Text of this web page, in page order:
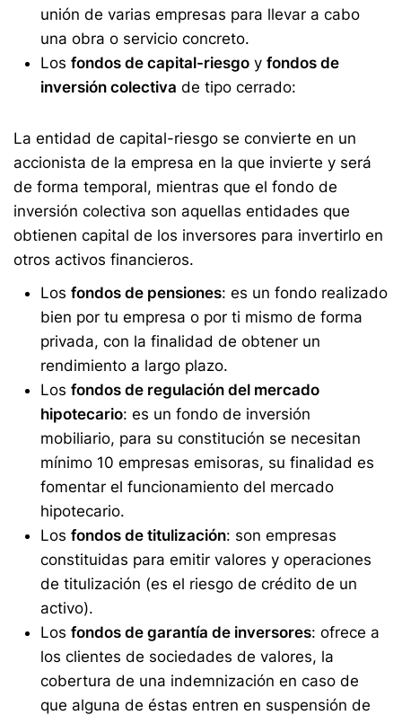
unión de varias empresas para llevar a cabo
una obra o servicio concreto.
Los fondos de capital-riesgo y fondos de
inversión colectiva de tipo cerrado:
La entidad de capital-riesgo se convierte en un
accionista de la empresa en la que invierte y será
de forma temporal, mientras que el fondo de
inversión colectiva son aquellas entidades que
obtienen capital de los inversores para invertirlo en
otros activos financieros.
Los fondos de pensiones: es un fondo realizado
bien por tu empresa o por ti mismo de forma
privada, con la finalidad de obtener un
rendimiento a largo plazo.
Los fondos de regulación del mercado
hipotecario: es un fondo de inversión
mobiliario, para su constitución se necesitan
mínimo 10 empresas emisoras, su finalidad es
fomentar el funcionamiento del mercado
hipotecario.
Los fondos de titulización: son empresas
constituidas para emitir valores y operaciones
de titulización (es el riesgo de crédito de un
activo).
Los fondos de garantía de inversores: ofrece a
los clientes de sociedades de valores, la
cobertura de una indemnización en caso de
que alguna de éstas entren en suspensión de